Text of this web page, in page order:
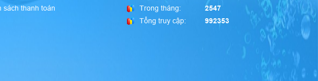
sách thanh toán
Trong tháng:
2547
Tổng truy cập:
992353